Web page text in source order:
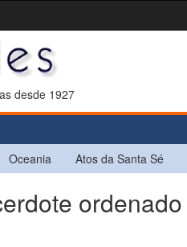
desde 1927
Oceania Atos da Santa Sé